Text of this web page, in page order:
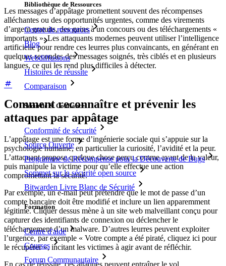
Bibliothèque de Ressources
Centre de ressources
Blog
Webdiffusions
Histoires de réussite
Comparaison
Sécurité & Confiance
Conformité de sécurité
Source Ouverte
Programme de Récompense pour la Découverte de Bugs
Sommet sur la sécurité open source
Bitwarden Livre Blanc de Sécurité
Formation
Centre d'aide
Courses
Forum Communautaire
Les messages d’appâtage promettent souvent des récompenses
alléchantes ou des opportunités urgentes, comme des virements
d’argent gratuits, des gains à un concours ou des téléchargements «
importants ». Les attaquants modernes peuvent utiliser l’intelligence
artificielle pour rendre ces leurres plus convaincants, en générant en
quelques secondes des messages soignés, très ciblés et en plusieurs
langues, ce qui les rend plus difficiles à détecter.
Comment reconnaître et prévenir les
attaques par appâtage
L’appâtage est une forme d’ingénierie sociale qui s’appuie sur la
psychologie humaine, en particulier la curiosité, l’avidité et la peur.
L’attaquant propose quelque chose perçu comme ayant de la valeur,
puis manipule la victime pour qu’elle effectue une action
compromettant la sécurité.
Par exemple, un e-mail peut prétendre que le mot de passe d’un
compte bancaire doit être modifié et inclure un lien apparemment
légitime. Cliquer dessus mène à un site web malveillant conçu pour
capturer des identifiants de connexion ou déclencher le
téléchargement d’un malware. D’autres leurres peuvent exploiter
l’urgence, par exemple « Votre compte a été piraté, cliquez ici pour
le récupérer », incitant les victimes à agir avant de réfléchir.